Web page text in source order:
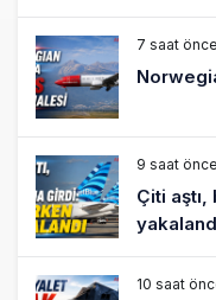
10 saat önce
İki
11 saat önce
THY ve
12 saat